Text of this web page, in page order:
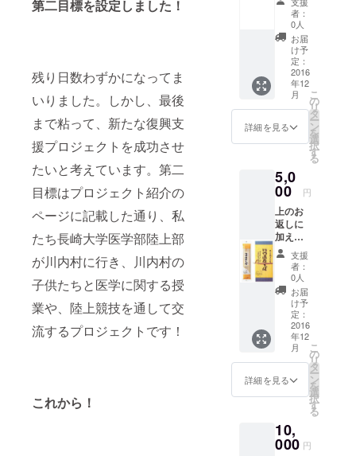
第二目標を設定しました！
残り日数わずかになってま
いりました。しかし、最後
まで粘って、新たな復興支
援プロジェクトを成功させ
たいと考えています。第二
目標はプロジェクト紹介の
ページに記載した通り、私
たち長崎大学医学部陸上部
が川内村に行き、川内村の
子供たちと医学に関する授
業や、陸上競技を通して交
流するプロジェクトです！
これから！
ズのか
えるス
テッ
カーで
す。ス
テッ
カーに
つい
て、川
内村に
は天然
記念物
オガエ
ルが生
息して
おり、
川内村
に帰る
(カエ
ル)、つ
まり帰
村する
意味が
あり、
かえる
のス
テッ
カーに
なって
者：
0人
お届
け予
定：
2016
年12
月
詳細を見る
こ
の
リ
タ
ー
ン
を
選
択
す
る
5,0
00 円
上のお
返しに
加え、
川内村
産のお
米とそ
ばをつ
けまし
た。
支援
者：
0人
お届
け予
定：
2016
年12
月
詳細を見る
こ
の
リ
タ
ー
ン
を
選
択
す
る
10,
000 円